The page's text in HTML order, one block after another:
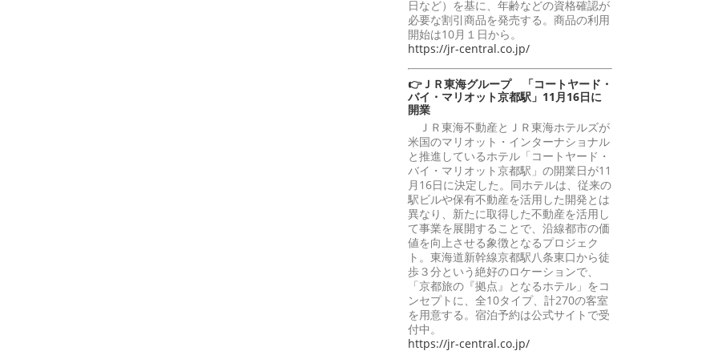
日など）を基に、年齢などの資格確認が
必要な割引商品を発売する。商品の利用
開始は10月１日から。
https://jr-central.co.jp/
👉ＪＲ東海グループ 「コートヤード・
バイ・マリオット京都駅」11月16日に
開業
ＪＲ東海不動産とＪＲ東海ホテルズが
米国のマリオット・インターナショナル
と推進しているホテル「コートヤード・
バイ・マリオット京都駅」の開業日が11
月16日に決定した。同ホテルは、従来の
駅ビルや保有不動産を活用した開発とは
異なり、新たに取得した不動産を活用し
て事業を展開することで、沿線都市の価
値を向上させる象徴となるプロジェク
ト。東海道新幹線京都駅八条東口から徒
歩３分という絶好のロケーションで、
「京都旅の『拠点』となるホテル」をコ
ンセプトに、全10タイプ、計270の客室
を用意する。宿泊予約は公式サイトで受
付中。
https://jr-central.co.jp/